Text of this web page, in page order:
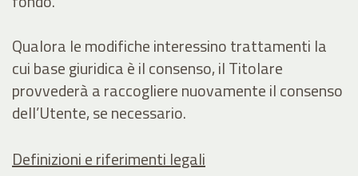
Qualora le modifiche interessino trattamenti la
cui base giuridica è il consenso, il Titolare
provvederà a raccogliere nuovamente il consenso
dell’Utente, se necessario.
Definizioni e riferimenti legali